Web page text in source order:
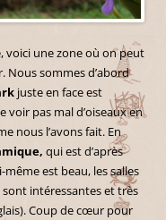
voici une zone où on peut
sommes d’abord
juste en face est
pas mal d’oiseaux en
nous l’avons fait. En
qui est d’après
est beau, les salles
sont intéressantes et très
Coup de cœur pour